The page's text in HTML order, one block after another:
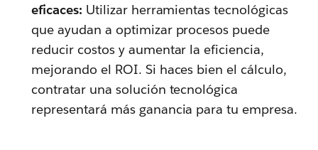
eficaces: Utilizar herramientas tecnológicas
que ayudan a optimizar procesos puede
reducir costos y aumentar la eficiencia,
mejorando el ROI. Si haces bien el cálculo,
contratar una solución tecnológica
representará más ganancia para tu empresa.